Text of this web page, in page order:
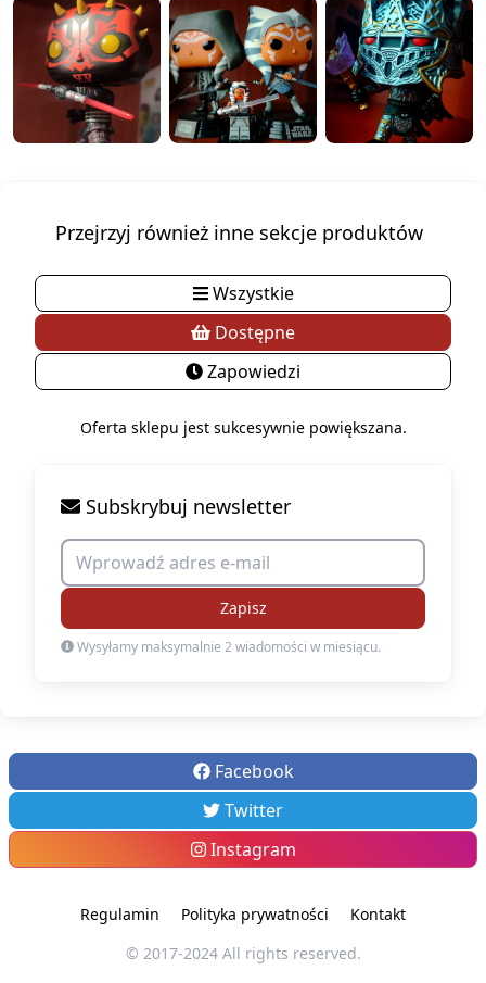
Przejrzyj również inne sekcje produktów
Wszystkie
Dostępne
Zapowiedzi
Oferta sklepu jest sukcesywnie powiększana.
Subskrybuj newsletter
Zapisz
Wysyłamy maksymalnie 2 wiadomości w miesiącu.
Facebook
Twitter
Instagram
Regulamin Polityka prywatności
Kontakt
© 2017-2024 All rights reserved.